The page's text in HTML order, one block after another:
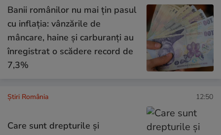
Banii românilor nu mai țin pasul
cu inflația: vânzările de
mâncare, haine și carburanți au
înregistrat o scădere record de
7,3%
Știri România 12:50
Care sunt drepturile şi